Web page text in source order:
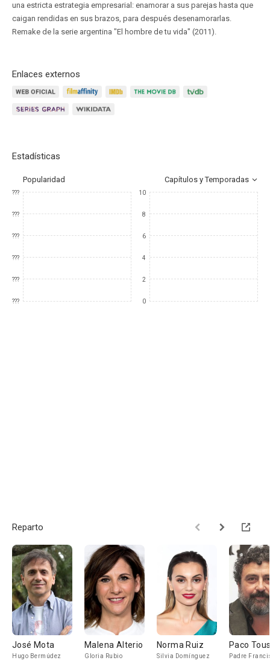
una estricta estrategia empresarial: enamorar a sus parejas hasta que
caigan rendidas en sus brazos, para después desenamorarlas.
Remake de la serie argentina "El hombre de tu vida" (2011).
Enlaces externos
Estadísticas
Popularidad Capítulos y Temporadas
???
???
???
???
???
???
10
8
6
4
2
0
Reparto
José Mota
Hugo Bermúdez
Malena Alterio
Gloria Rubio
Norma Ruiz
Silvia Domínguez
Paco
Padre